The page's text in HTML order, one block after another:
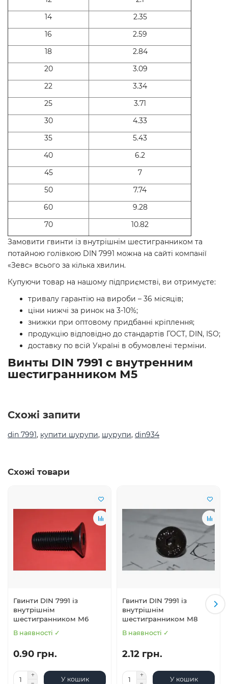
14
2.35
16
2.59
18
2.84
20
3.09
22
3.34
25
3.71
30
4.33
35
5.43
40
6.2
45
7
50
7.74
60
9.28
70
10.82
Замовити гвинти із внутрішнім шестигранником та
потайною голівкою DIN 7991 можна на сайті компанії
«Зевс» всього за кілька хвилин.
Купуючи товар на нашому підприємстві, ви отримуєте:
тривалу гарантію на вироби – 36 місяців;
ціни нижчі за ринок на 3-10%;
знижки при оптовому придбанні кріплення;
продукцію відповідно до стандартів ГОСТ, DIN, ISO;
доставку по всій Україні в обумовлені терміни.
Винты DIN 7991 с внутренним
шестигранником М5
Схожі запити
din 7991, купити шурупи, шурупи, din934
Схожі товари
Гвинти DIN 7991 із
внутрішнім
шестигранником М6
В наявності ✓
0.90 грн.
У кошик
Гвинти DIN 7991 із
внутрішнім
шестигранником М8
В наявності ✓
2.12 грн.
У кошик